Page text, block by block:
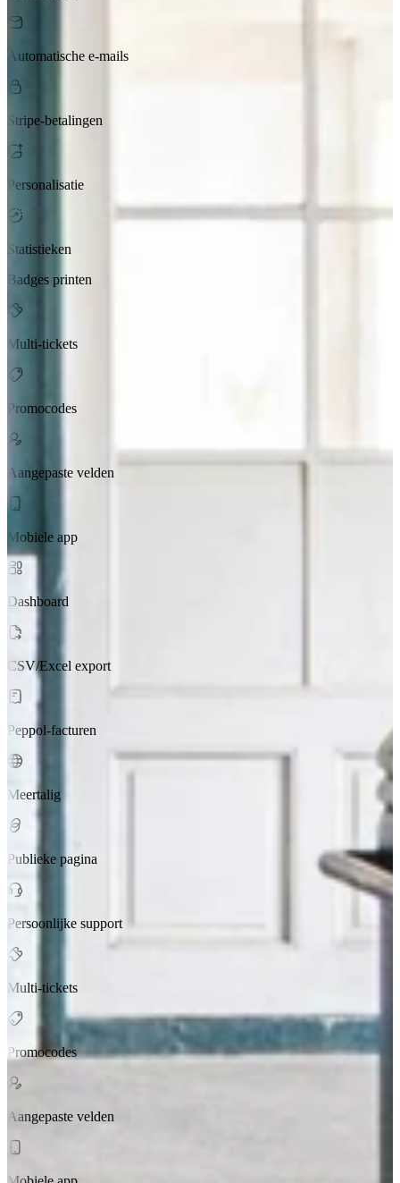
Automatische e-mails
Stripe-betalingen
Personalisatie
Statistieken
Badges printen
Multi-tickets
Promocodes
Aangepaste velden
Mobiele app
Dashboard
CSV/Excel export
Peppol-facturen
Meertalig
Publieke pagina
Persoonlijke support
Multi-tickets
Promocodes
Aangepaste velden